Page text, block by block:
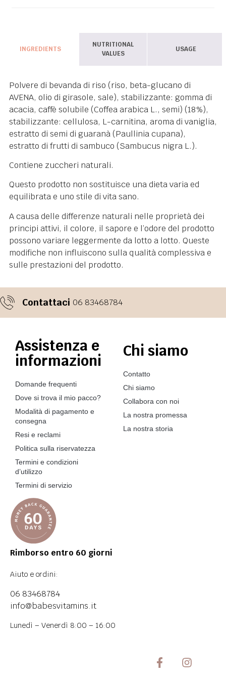
INGREDIENTS
NUTRITIONAL
VALUES
USAGE
Polvere di bevanda di riso (riso, beta-glucano di
AVENA, olio di girasole, sale), stabilizzante: gomma di
acacia, caffè solubile (Coffea arabica L., semi) (18%),
stabilizzante: cellulosa, L-carnitina, aroma di vaniglia,
estratto di semi di guaranà (Paullinia cupana),
estratto di frutti di sambuco (Sambucus nigra L.).
Contiene zuccheri naturali.
Questo prodotto non sostituisce una dieta varia ed
equilibrata e uno stile di vita sano.
A causa delle differenze naturali nelle proprietà dei
principi attivi, il colore, il sapore e l’odore del prodotto
possono variare leggermente da lotto a lotto. Queste
modifiche non influiscono sulla qualità complessiva e
sulle prestazioni del prodotto.
Contattaci 06 83468784
Assistenza e
informazioni
Domande frequenti
Dove si trova il mio pacco?
Modalità di pagamento e
consegna
Resi e reclami
Politica sulla riservatezza
Termini e condizioni
d’utilizzo
Termini di servizio
Chi siamo
Contatto
Chi siamo
Collabora con noi
La nostra promessa
La nostra storia
Rimborso entro 60 giorni
Aiuto e ordini:
06 83468784
info@babesvitamins.it
Lunedì – Venerdì 8:00 – 16:00